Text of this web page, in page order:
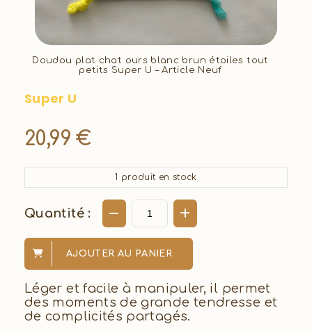
Doudou plat chat ours blanc brun étoiles tout
petits Super U – Article Neuf
Super U
20,99 €
1 produit en stock
Quantité :
AJOUTER AU PANIER
Léger et facile à manipuler, il permet
des moments de grande tendresse et
de complicités partagés.